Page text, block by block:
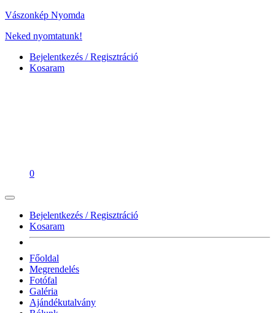
Vászonkép Nyomda
Neked nyomtatunk!
Bejelentkezés / Regisztráció
Kosaram
0
Bejelentkezés / Regisztráció
Kosaram
Főoldal
Megrendelés
Fotófal
Galéria
Ajándékutalvány